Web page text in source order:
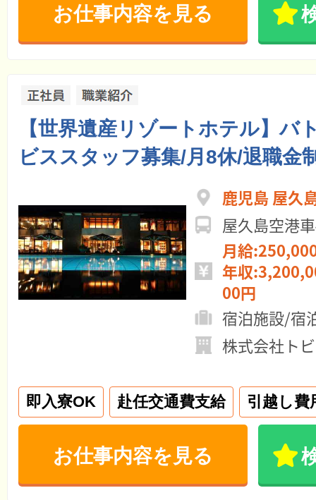
お仕事内容を見る
【世界遺産リゾートホテル】バ
ビススタッフ募集/月8休/退職金
鹿児島 屋久
屋久島空港
月給
年収
00円
宿泊施設/宿
株式会社ト
即入寮OK 赴任交通費支給 引越し費
お仕事内容を見る